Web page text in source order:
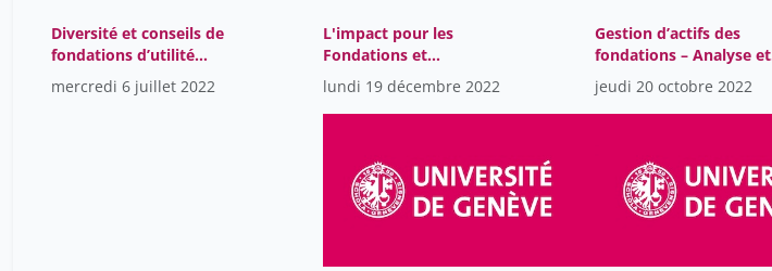
Diversité et conseils de
fondations d’utilité
publique en Suisse
mercredi 6 juillet 2022
L'impact pour les
Fondations et
Associations de la
Révision du Droit de la
SA et de l'initiative
lundi 19 décembre 2022
Gestion d’actifs des
fondations – Analyse et
benchmarking
jeudi 20 octobre 2022